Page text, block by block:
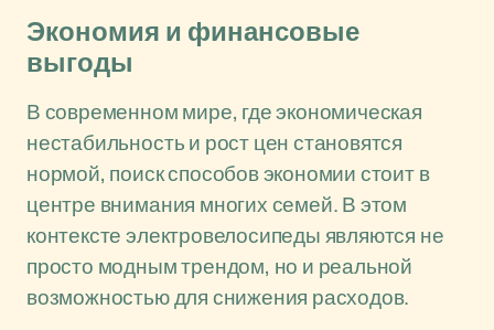
Экономия и финансовые
выгоды
В современном мире, где экономическая
нестабильность и рост цен становятся
нормой, поиск способов экономии стоит в
центре внимания многих семей. В этом
контексте электровелосипеды являются не
просто модным трендом, но и реальной
возможностью для снижения расходов.